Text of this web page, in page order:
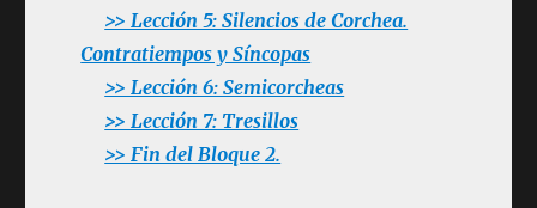
>> Lección 5: Silencios de Corchea.
Contratiempos y Síncopas
>> Lección 6: Semicorcheas
>> Lección 7: Tresillos
>> Fin del Bloque 2.